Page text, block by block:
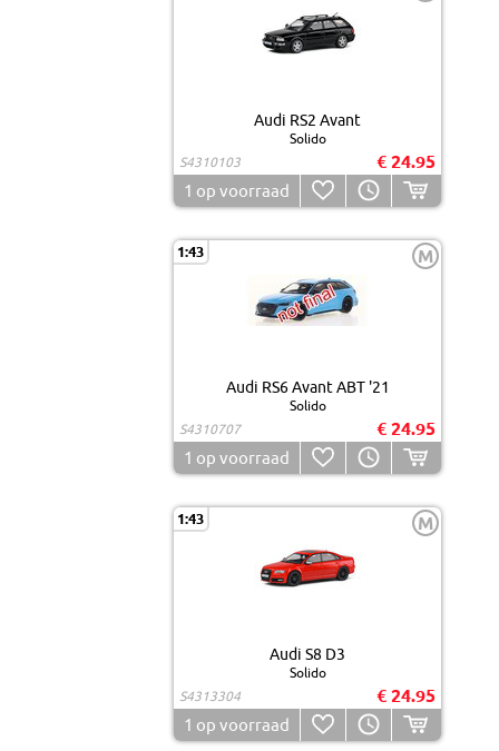
Audi RS2 Avant
Solido
S4310103
€ 24.95
1 op voorraad
1:43 M
Audi RS6 Avant ABT '21
Solido
S4310707
€ 24.95
1 op voorraad
1:43 M
Audi S8 D3
Solido
S4313304
€ 24.95
1 op voorraad